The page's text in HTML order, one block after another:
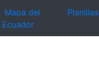
Mapa del
Ecuador
Planillas